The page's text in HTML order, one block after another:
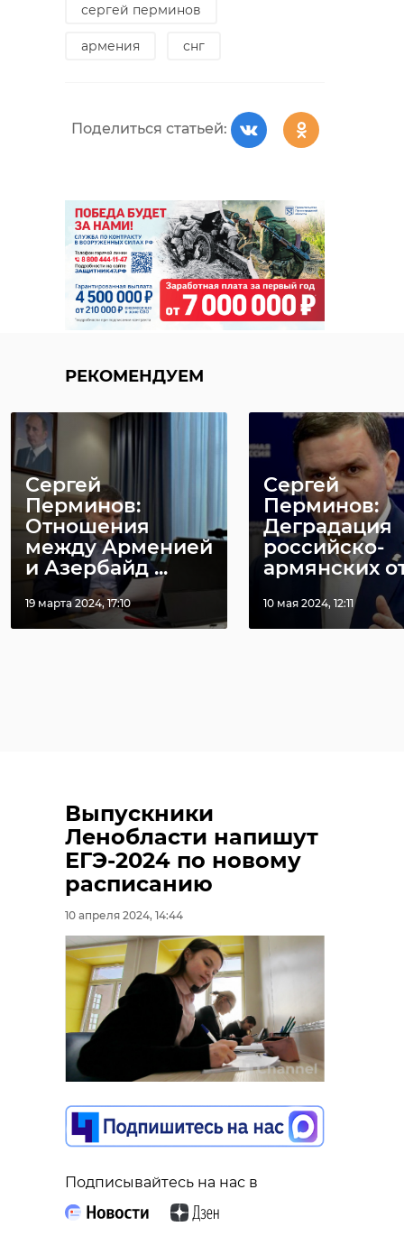
сергей перминов
армения снг
Поделиться статьей:
РЕКОМЕНДУЕМ
Сергей
Перминов:
Отношения
между Арменией
и Азербайд ...
19 марта 2024, 17:10
Сергей
Перминов:
Деградация
российско-
армянских
10 мая 2024, 12:11
Выпускники
Ленобласти напишут
ЕГЭ-2024 по новому
расписанию
10 апреля 2024, 14:44
Подписывайтесь на нас в